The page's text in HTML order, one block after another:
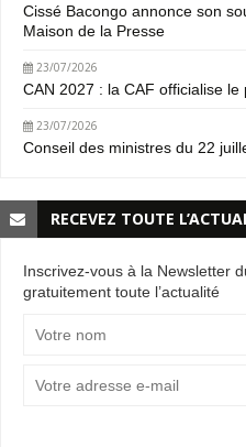
Cissé Bacongo annonce son
Maison de la Presse
23/07/2026
CAN 2027 : la CAF officialise
23/07/2026
Conseil des ministres du 22
RECEVEZ TOUTE
Inscrivez-vous à la Newsletter
gratuitement toute l’actualité